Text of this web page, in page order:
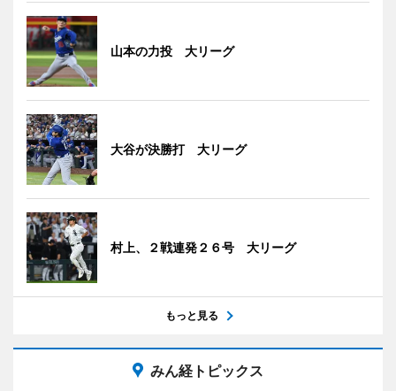
山本の力投 大リーグ
大谷が決勝打 大リーグ
村上、２戦連発２６号 大リーグ
もっと見る
みん経トピックス